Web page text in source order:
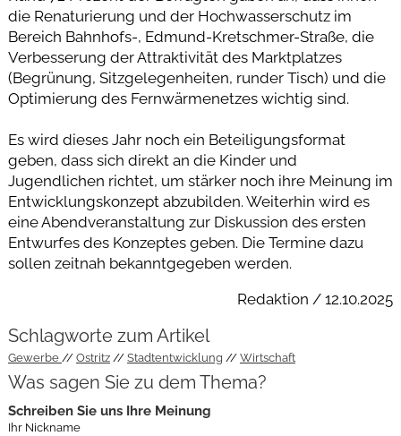
die Renaturierung und der Hochwasserschutz im
Bereich Bahnhofs-, Edmund-Kretschmer-Straße, die
Verbesserung der Attraktivität des Marktplatzes
(Begrünung, Sitzgelegenheiten, runder Tisch) und die
Optimierung des Fernwärmenetzes wichtig sind.
Es wird dieses Jahr noch ein Beteiligungsformat
geben, dass sich direkt an die Kinder und
Jugendlichen richtet, um stärker noch ihre Meinung im
Entwicklungskonzept abzubilden. Weiterhin wird es
eine Abendveranstaltung zur Diskussion des ersten
Entwurfes des Konzeptes geben. Die Termine dazu
sollen zeitnah bekanntgegeben werden.
Redaktion / 12.10.2025
Schlagworte zum Artikel
Gewerbe Ostritz Stadtentwicklung Wirtschaft
Was sagen Sie zu dem Thema?
Schreiben Sie uns Ihre Meinung
Ihr Nickname